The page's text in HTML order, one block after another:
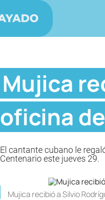
Mujica
oficina
El cantante cubano le
Centenario este jueves 29.
Mujica recibió a Silvio